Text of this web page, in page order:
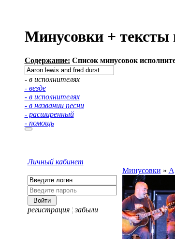
Минусовки +
Содержание: Список минусовок
- в исполнителях
- везде
- в исполнителях
- в названии песни
- расширенный
- помощь
Личный кабинет
регистрация ¦ забыли
Минусовки » A